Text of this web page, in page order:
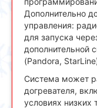
Дополнительно
управления:
для запуска
дополнительной
(Pandora,
Система может
догревателя,
условиях низких